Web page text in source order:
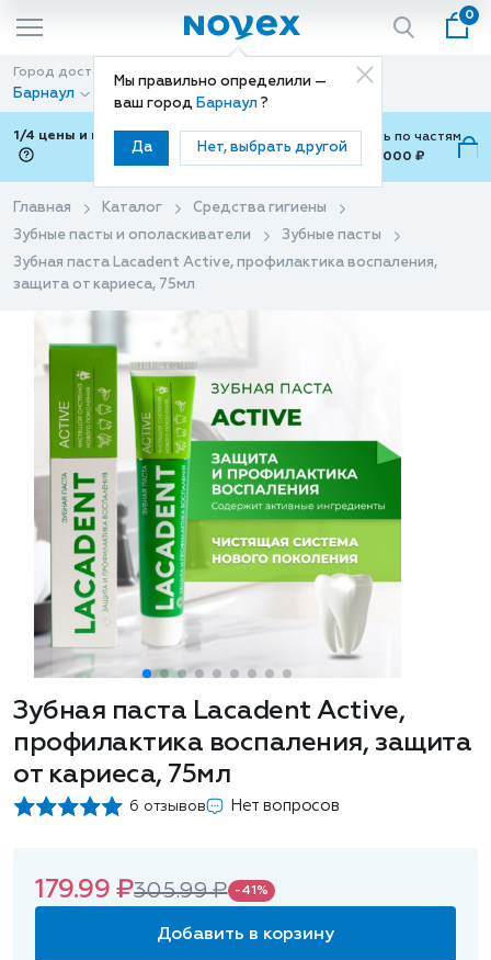
Мы правильно определили —
ваш город Барнаул ?
Да Нет, выбрать другой
0
Город доставки
Барнаул
Способ доставки
Доставка
1/4 цены и покупки ваши с Подели
Можно оплатить по частям
от 700 ₽ до 15,000 ₽
Главная Каталог
Средства гигиены
Зубные пасты и ополаскиватели
Зубные пасты
Зубная паста Lacadent Active, профилактика воспаления,
защита от кариеса, 75мл
Зубная паста Lacadent Active,
профилактика воспаления, защита
от кариеса, 75мл
6 отзывов Нет вопросов
179.99 ₽305.99 ₽ -41%
Добавить в корзину